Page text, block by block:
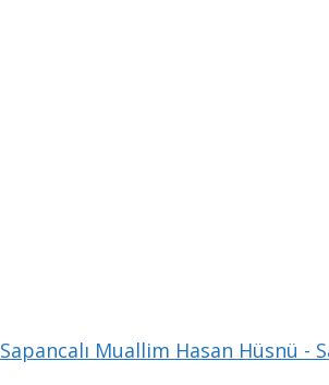
Sapancalı Muallim Hasan Hüsnü -